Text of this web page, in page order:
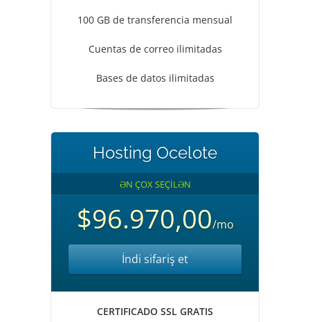
100 GB de transferencia mensual
Cuentas de correo ilimitadas
Bases de datos ilimitadas
Hosting Ocelote
ƏN ÇOX SEÇİLƏN
$96.970,00/mo
İndi sifariş et
CERTIFICADO SSL GRATIS